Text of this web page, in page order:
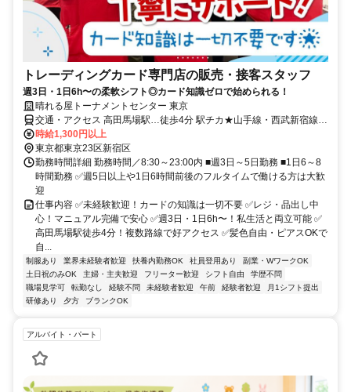
トレーディングカード専門店の販売・接客スタッフ
週3日・1日6h〜の柔軟シフト◎カード知識ゼロで始められる！
晴れる屋トーナメントセンター 東京
交通・アクセス 高田馬場駅…徒歩4分 駅チカ★山手線・西武新宿線・
東西線の複数路線で好アクセス★ 池袋駅・新宿駅・渋谷駅も近い♪
時給1,300円以上
東京都東京23区新宿区
勤務時間詳細 勤務時間／8:30～23:00内 ■週3日～5日勤務 ■1日6～8
時間勤務 ✅週5日以上や1日6時間前後のフルタイムで働ける方は大歓
迎
仕事内容 ✅未経験歓迎！カードの知識は一切不要 ✅レジ・品出し中
心！マニュアル完備で安心 ✅週3日・1日6h〜！私生活と両立可能 ✅
高田馬場駅徒歩4分！複数路線で好アクセス ✅髪色自由・ピアスOKで
自...
制服あり 業界未経験者歓迎 扶養内勤務OK 社員登用あり
副業・WワークOK
土日祝のみOK
主婦・主夫歓迎 フリーター歓迎 シフト自由
学歴不問
職場見学可
転勤なし 経験不問 未経験者歓迎 午前 経験者歓迎
月1シフト提出
研修あり
夕方 ブランクOK
アルバイト・パート